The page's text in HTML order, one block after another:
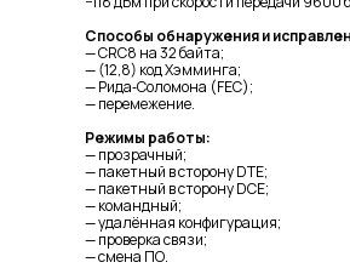
Способы обнаружения и
— CRC8 на 32 байта;
— (12,8) код Хэмминга;
— Рида‑Соломона (FEC);
— перемежение.
Режимы работы:
— прозрачный;
— пакетный в сторону DTE;
— пакетный в сторону DCE;
— командный;
— удалённая конфигурация;
— проверка связи;
— смена ПО.